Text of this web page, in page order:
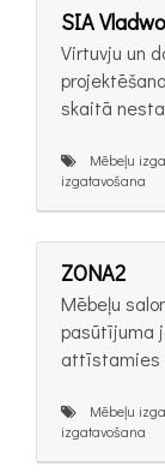
SIA
Virtuvju un
skaitā
Mēbeļu
izgatavošana
ZONA2
Mēbeļu
pasūtījuma
attīstamies
Mēbeļu
izgatavošana